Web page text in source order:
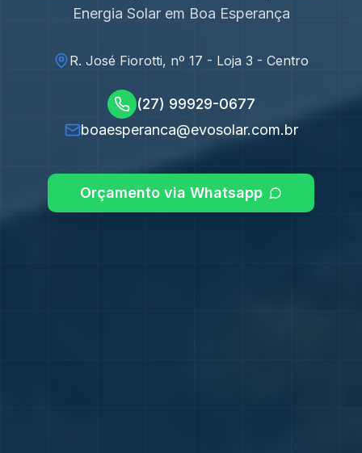
Energia Solar em Boa Esperança
R. José Fiorotti, nº 17 - Loja 3 - Centro
(27) 99929-0677
boaesperanca@evosolar.com.br
Orçamento via Whatsapp